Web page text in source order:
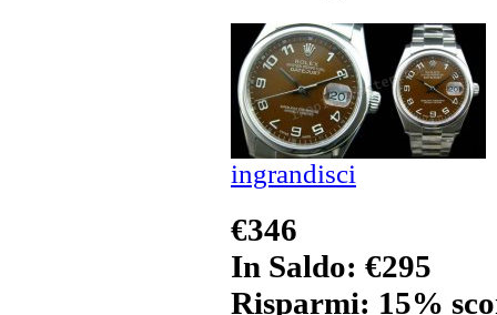
ingrandisci
€346
In Saldo: €295
Risparmi: 15%